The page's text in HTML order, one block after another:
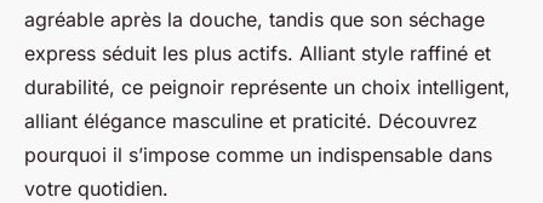
agréable après la douche, tandis que son séchage
express séduit les plus actifs. Alliant style raffiné et
durabilité, ce peignoir représente un choix intelligent,
alliant élégance masculine et praticité. Découvrez
pourquoi il s’impose comme un indispensable dans
votre quotidien.